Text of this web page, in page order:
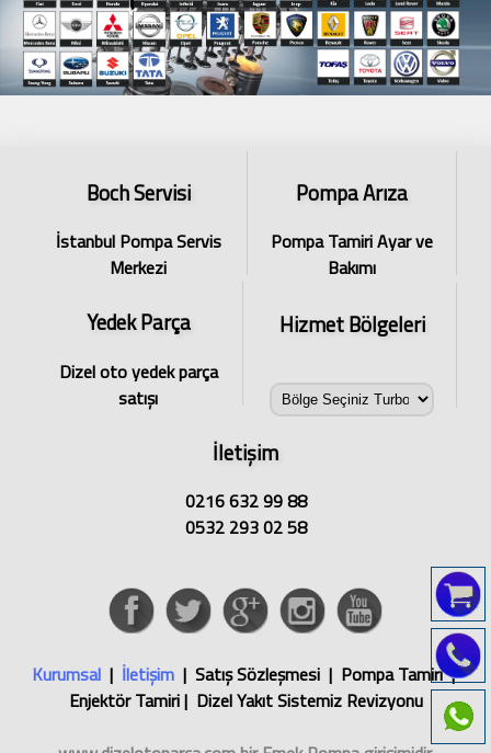
Boch Servisi
İstanbul Pompa Servis
Merkezi
Pompa Arıza
Pompa Tamiri Ayar ve
Bakımı
Yedek Parça
Dizel oto yedek parça
satışı
Hizmet Bölgeleri
İletişim
0216 632 99 88
0532 293 02 58
Kurumsal | İletişim | Satış Sözleşmesi | Pompa Tamiri |
Enjektör Tamiri | Dizel Yakıt Sistemiz Revizyonu